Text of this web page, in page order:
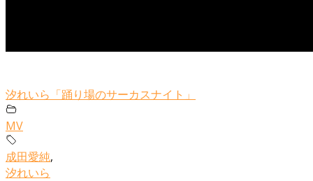
汐れいら「踊り場のサーカスナイト」
MV
成田愛純,
汐れいら